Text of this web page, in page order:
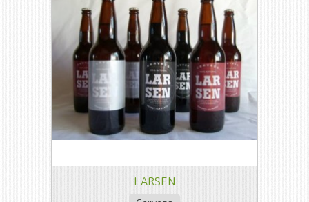
LARSEN